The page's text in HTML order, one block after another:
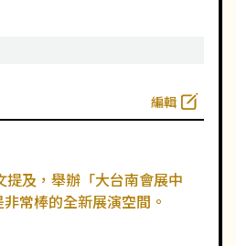
編輯
及，舉辦「大台南會展中
常棒的全新展演空間。